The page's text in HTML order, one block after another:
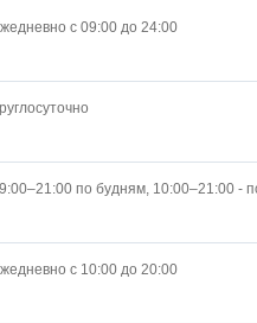
с 09:00 до 24:00
по будням, 10:00–21:00 -
с 10:00 до 20:00